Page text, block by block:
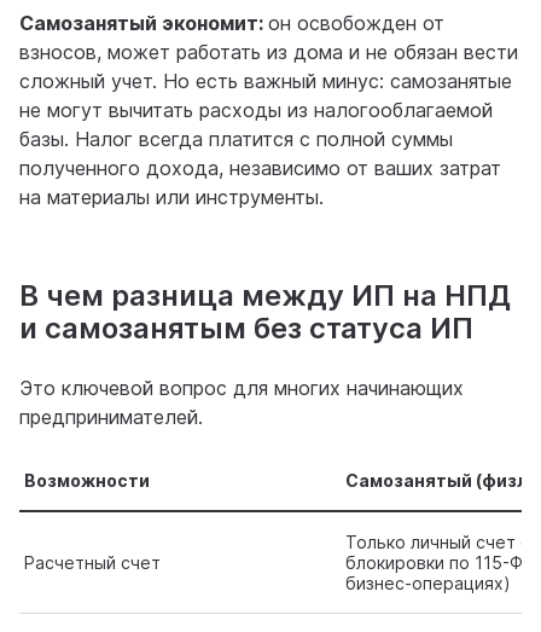
Самозанятый экономит: он освобожден от
взносов, может работать из дома и не обязан вести
сложный учет. Но есть важный минус: самозанятые
не могут вычитать расходы из налогооблагаемой
базы. Налог всегда платится с полной суммы
полученного дохода, независимо от ваших затрат
на материалы или инструменты.
В чем разница между ИП на НПД
и самозанятым без статуса ИП
Это ключевой вопрос для многих начинающих
предпринимателей.
Возможности Самозанятый
Расчетный счет
Только личный счет
блокировки по 115-ФЗ
бизнес-операциях)